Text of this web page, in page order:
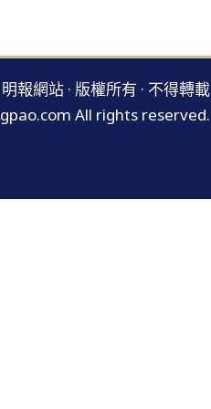
明報網站 · 版權所有 · 不得轉載
All rights reserved.